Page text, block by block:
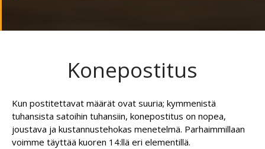
Kohderyhmät
YRITYS
YHTEYSTIEDOT
Konepostitus
Kun postitettavat määrät ovat suuria; kymmenistä
tuhansista satoihin tuhansiin, konepostitus on nopea,
joustava ja kustannustehokas menetelmä. Parhaimmillaan
voimme täyttää kuoren 14:llä eri elementillä.